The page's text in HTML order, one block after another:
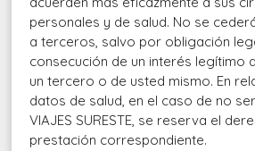
personales y de salud. No se
a terceros, salvo por obligación
consecución de un interés legítimo
un tercero o de usted mismo. En
datos de salud, en el caso de no
VIAJES SURESTE, se reserva el
prestación correspondiente.